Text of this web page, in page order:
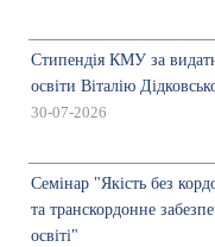
Стипендія КМУ за
освіти Віталію
30-07-2026
Семінар "Якість без
та транскордонне
освіті"